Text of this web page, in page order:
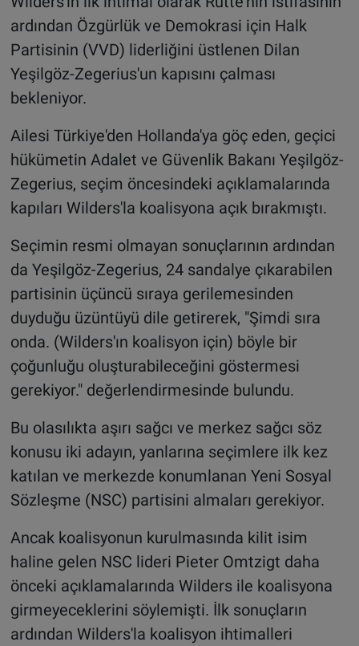
ardından Özgürlük ve Demokrasi için Halk
Partisinin (VVD) liderliğini üstlenen Dilan
Yeşilgöz-Zegerius'un kapısını çalması
bekleniyor.
Ailesi Türkiye'den Hollanda'ya göç eden, geçici
hükümetin Adalet ve Güvenlik Bakanı Yeşilgöz-
Zegerius, seçim öncesindeki açıklamalarında
kapıları Wilders'la koalisyona açık bırakmıştı.
Seçimin resmi olmayan sonuçlarının ardından
da Yeşilgöz-Zegerius, 24 sandalye çıkarabilen
partisinin üçüncü sıraya gerilemesinden
duyduğu üzüntüyü dile getirerek, "Şimdi sıra
onda. (Wilders'ın koalisyon için) böyle bir
çoğunluğu oluşturabileceğini göstermesi
gerekiyor." değerlendirmesinde bulundu.
Bu olasılıkta aşırı sağcı ve merkez sağcı söz
konusu iki adayın, yanlarına seçimlere ilk kez
katılan ve merkezde konumlanan Yeni Sosyal
Sözleşme (NSC) partisini almaları gerekiyor.
Ancak koalisyonun kurulmasında kilit isim
haline gelen NSC lideri Pieter Omtzigt daha
önceki açıklamalarında Wilders ile koalisyona
girmeyeceklerini söylemişti. İlk sonuçların
ardından Wilders'la koalisyon ihtimalleri